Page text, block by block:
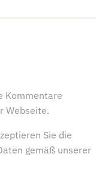
Kommentare
Webseite.
Sie die
gemäß unserer